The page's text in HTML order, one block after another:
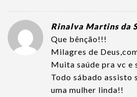
Rinalva Martins da
Que bênção!!!
Milagres de
Muita saúde pra vc e
Todo sábado assisto
uma mulher linda!!